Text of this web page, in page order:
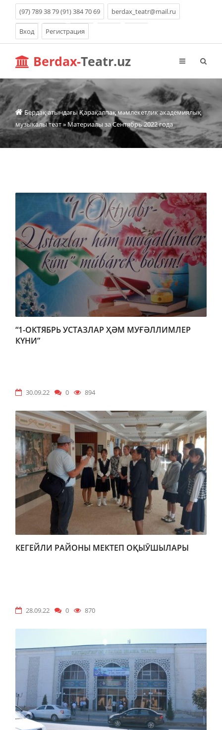
(97) 789 38 79 (91) 384 70 69 berdax_teatr@mail.ru
Вход Регистрация
Berdax-Teatr.uz
Бердақ атындағы Қарақалпақ мəмлекетлик академиялық
музыкалы теат» Материалы за Сентябрь 2022 года
“1-ОКТЯБРЬ УСТАЗЛАР ҲӘМ МУҒӘЛЛИМЛЕР
КҮНИ”
30.09.22 0 894
КЕГЕЙЛИ РАЙОНЫ МЕКТЕП ОҚЫӮШЫЛАРЫ
28.09.22 0 870